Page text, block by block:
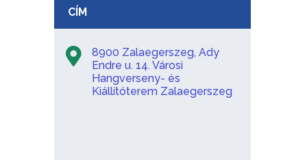
CÍM
8900 Zalaegerszeg, Ady
Endre u. 14. Városi
Hangverseny- és
Kiállítóterem Zalaegerszeg